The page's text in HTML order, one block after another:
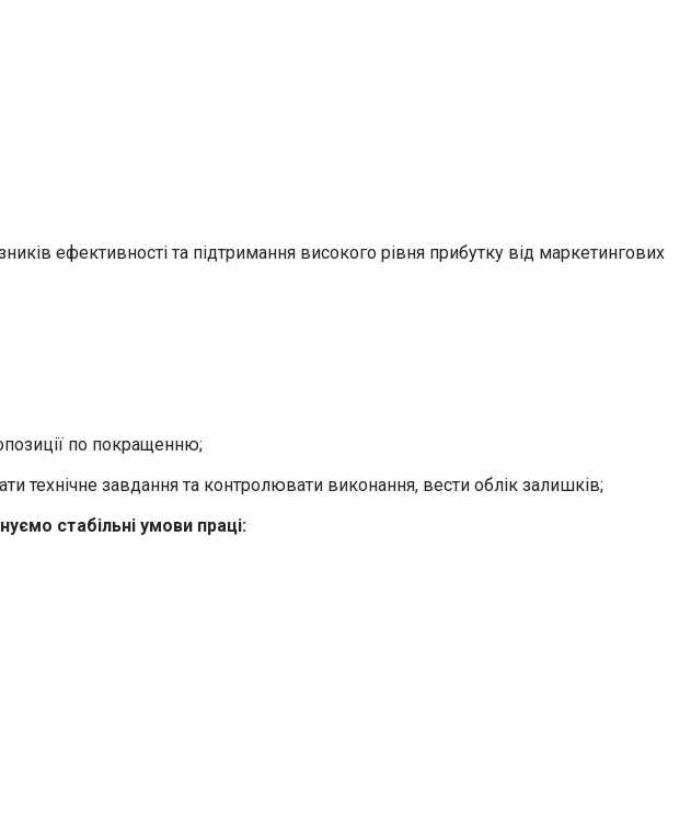
ефективності та підтримання високого рівня прибутку від маркетингових
по покращенню;
технічне завдання та контролювати виконання, вести облік залишків;
стабільні умови праці: